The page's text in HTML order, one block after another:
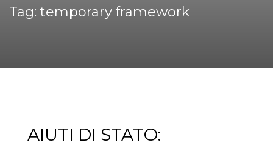
Tag: temporary framework
AIUTI DI STATO: